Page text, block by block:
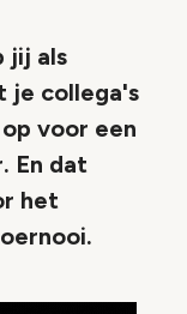
jij als
je collega's
voor een
En dat
het